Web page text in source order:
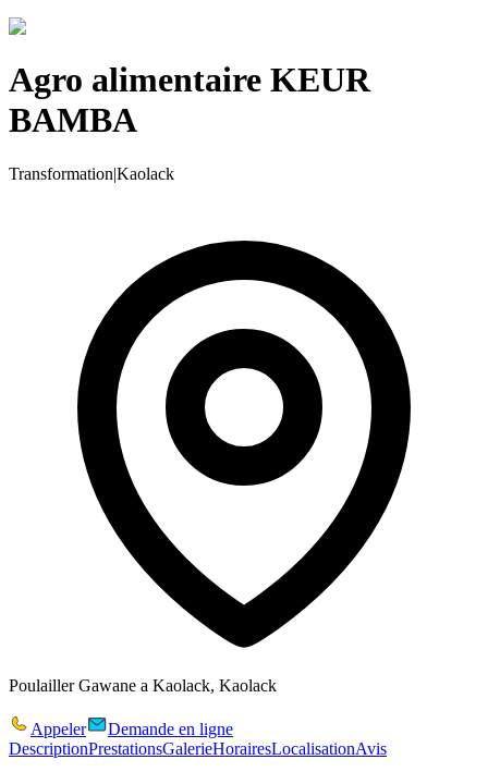
Agro alimentaire KEUR
BAMBA
Transformation|Kaolack
Poulailler Gawane a Kaolack, Kaolack
Appeler
Demande en ligne
DescriptionPrestationsGalerieHorairesLocalisationAvis